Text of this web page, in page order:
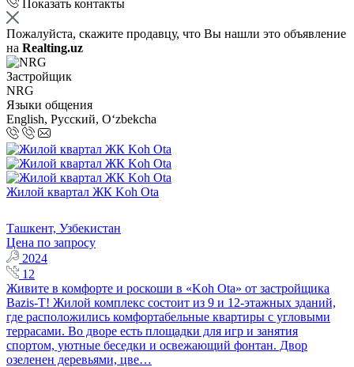
Показать контакты
Пожалуйста, скажите продавцу, что Вы нашли это объявление
на Realting.uz
Застройщик
NRG
Языки общения
English, Русский, Oʻzbekcha
Жилой квартал ЖК Koh Ota
Ташкент, Узбекистан
Цена по запросу
2024
12
Живите в комфорте и роскоши в «Koh Ota» от застройщика
Bazis-T! Жилой комплекс состоит из 9 и 12-этажных зданий,
где расположились комфортабельные квартиры с угловыми
террасами. Во дворе есть площадки для игр и занятия
спортом, уютные беседки и освежающий фонтан. Двор
озеленен деревьями, цве…